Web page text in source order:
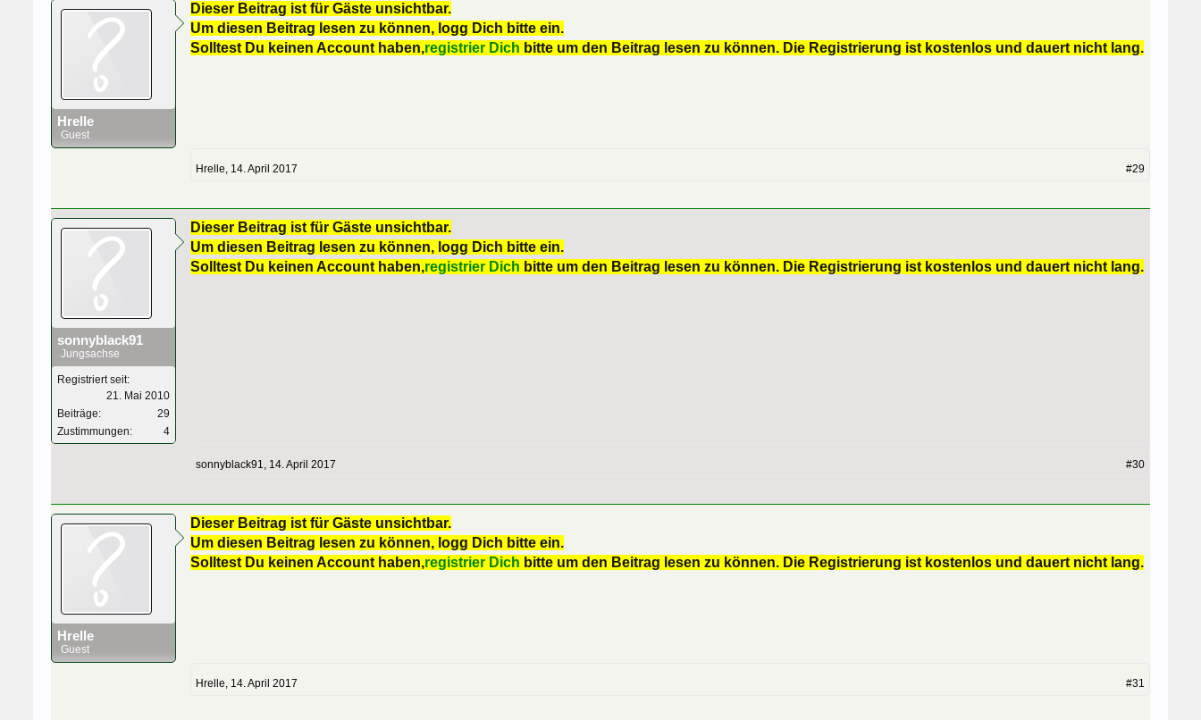
Hrelle
Guest
Dieser Beitrag ist für Gäste unsichtbar.
Um diesen Beitrag lesen zu können, logg Dich bitte ein.
Solltest Du keinen Account haben,registrier Dich bitte um den Beitrag lesen zu können. Die Registrierung ist kostenlos und dauert nicht lang.
Hrelle, 14. April 2017 #29
sonnyblack91
Jungsachse
Registriert seit:
21. Mai 2010
Beiträge:
29
Zustimmungen:
4
Dieser Beitrag ist für Gäste unsichtbar.
Um diesen Beitrag lesen zu können, logg Dich bitte ein.
Solltest Du keinen Account haben,registrier Dich bitte um den Beitrag lesen zu können. Die Registrierung ist kostenlos und dauert nicht lang.
sonnyblack91, 14. April 2017 #30
Hrelle
Guest
Dieser Beitrag ist für Gäste unsichtbar.
Um diesen Beitrag lesen zu können, logg Dich bitte ein.
Solltest Du keinen Account haben,registrier Dich bitte um den Beitrag lesen zu können. Die Registrierung ist kostenlos und dauert nicht lang.
Hrelle, 14. April 2017 #31